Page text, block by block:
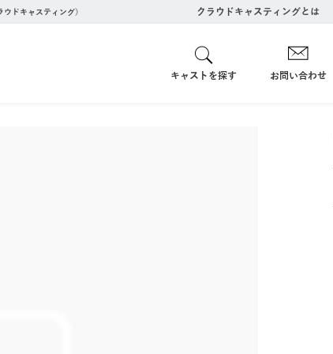
ドキャスティング） クラウドキャスティングとは
キャストを探す お問い合わせ